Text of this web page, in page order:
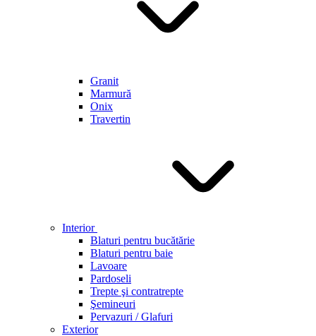
Granit
Marmură
Onix
Travertin
Interior
Blaturi pentru bucătărie
Blaturi pentru baie
Lavoare
Pardoseli
Trepte şi contratrepte
Şemineuri
Pervazuri / Glafuri
Exterior